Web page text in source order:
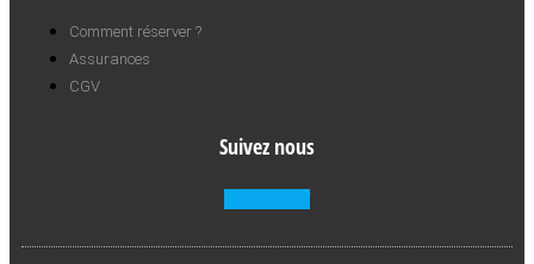
Comment réserver ?
Assurances
CGV
Suivez nous